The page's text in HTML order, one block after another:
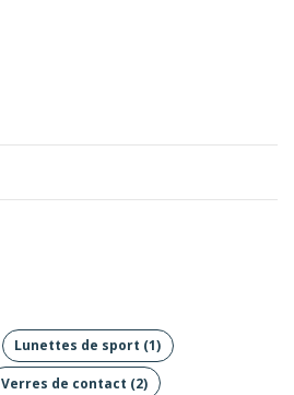
Lunettes de sport (1)
Verres de contact (2)